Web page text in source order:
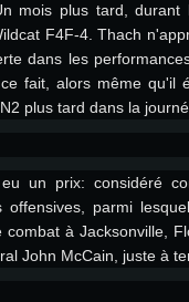
2.2 GHz
GeForce
supportée
minimum
ne sont
Iris Pro
La
est de 720p.
2.4 GHz
660
mois) / de
mois plus tard,
F4F-4. Thach
dans les
fait, alors même qu'il
plus tard dans la
un prix: considéré
offensives, parmi
combat à Jacksonville,
John McCain, juste à